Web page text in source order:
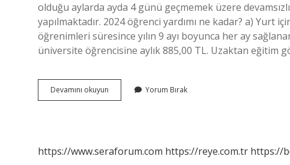
olduğu aylarda ayda 4 günü geçmemek üzere
yapılmaktadır. 2024 öğrenci yardımı ne kadar? a) Yurt
öğrenimleri süresince yılın 9 ayı boyunca her ay
üniversite öğrencisine aylık 885,00 TL. Uzaktan eğitim
Devamını okuyun Öğrenci
Parası
Yorum Bırak
https://www.seraforum.com https://reye.com.tr https://